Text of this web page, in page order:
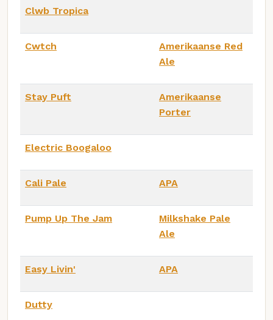
Clwb Tropica
Cwtch
Amerikaanse Red
Ale
Stay Puft
Amerikaanse
Porter
Electric Boogaloo
Cali Pale APA
Pump Up The Jam
Milkshake Pale
Ale
Easy Livin' APA
Dutty